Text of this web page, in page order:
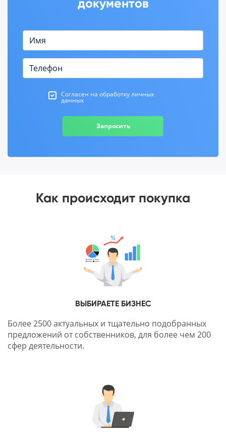
документов
Согласен на обработку личных
данных
Запросить
Как происходит покупка
ВЫБИРАЕТЕ БИЗНЕС
Более 2500 актуальных и тщательно подобранных
предложений от собственников, для более чем 200
сфер деятельности.